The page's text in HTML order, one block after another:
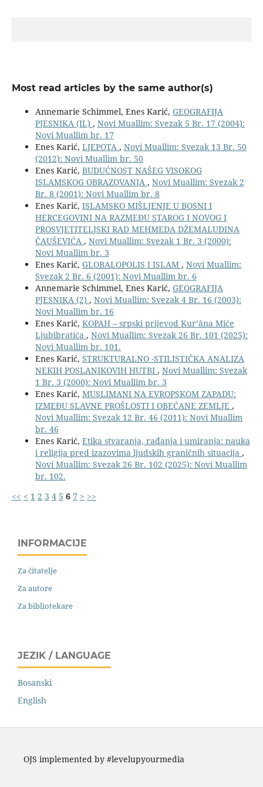
Most read articles by the same author(s)
Annemarie Schimmel, Enes Karić, GEOGRAFIJA
PJESNIKA (II.) , Novi Muallim: Svezak 5 Br. 17 (2004):
Novi Muallim br. 17
Enes Karić, LJEPOTA , Novi Muallim: Svezak 13 Br. 50
(2012): Novi Muallim br. 50
Enes Karić, BUDUĆNOST NAŠEG VISOKOG
ISLAMSKOG OBRAZOVANJA , Novi Muallim: Svezak 2
Br. 8 (2001): Novi Muallim br. 8
Enes Karić, ISLAMSKO MIŠLJENJE U BOSNI I
HERCEGOVINI NA RAZMEÐU STAROG I NOVOG I
PROSVJETITELJSKI RAD MEHMEDA DŽEMALUDINA
ČAUŠEVIĆA , Novi Muallim: Svezak 1 Br. 3 (2000):
Novi Muallim br. 3
Enes Karić, GLOBALOPOLIS I ISLAM , Novi Muallim:
Svezak 2 Br. 6 (2001): Novi Muallim br. 6
Annemarie Schimmel, Enes Karić, GEOGRAFIJA
PJESNIKA (2) , Novi Muallim: Svezak 4 Br. 16 (2003):
Novi Muallim br. 16
Enes Karić, KOPAH – srpski prijevod Kurʼāna Miće
Ljubibratića , Novi Muallim: Svezak 26 Br. 101 (2025):
Novi Muallim br. 101.
Enes Karić, STRUKTURALNO -STILISTIČKA ANALIZA
NEKIH POSLANIKOVIH HUTBI , Novi Muallim: Svezak
1 Br. 3 (2000): Novi Muallim br. 3
Enes Karić, MUSLIMANI NA EVROPSKOM ZAPADU:
IZMEĐU SLAVNE PROŠLOSTI I OBEĆANE ZEMLJE ,
Novi Muallim: Svezak 12 Br. 46 (2011): Novi Muallim
br. 46
Enes Karić, Etika stvaranja, rađanja i umiranja: nauka
i religija pred izazovima ljudskih graničnih situacija ,
Novi Muallim: Svezak 26 Br. 102 (2025): Novi Muallim
br. 102.
<< < 1 2 3 4 5 6 7 > >>
INFORMACIJE
Za čitatelje
Za autore
Za bibliotekare
JEZIK / LANGUAGE
Bosanski
English
OJS implemented by #levelupyourmedia